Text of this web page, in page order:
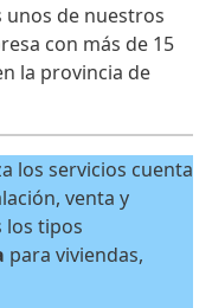
unos de nuestros
con más de 15
la provincia de
los servicios cuenta
venta y
los tipos
para viviendas,